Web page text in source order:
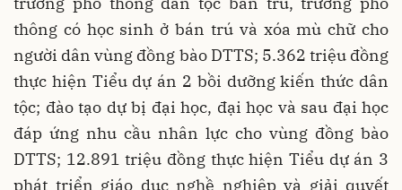
thông có học sinh ở bán trú và xóa mù chữ cho
người dân vùng đồng bào DTTS; 5.362 triệu đồng
thực hiện Tiểu dự án 2 bồi dưỡng kiến thức dân
tộc; đào tạo dự bị đại học, đại học và sau đại học
đáp ứng nhu cầu nhân lực cho vùng đồng bào
DTTS; 12.891 triệu đồng thực hiện Tiểu dự án 3
phát triển giáo dục nghề nghiệp và giải quyết